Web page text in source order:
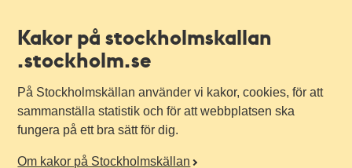
Kakor på stockholmskallan
.stockholm.se
På Stockholmskällan använder vi kakor, cookies, för att
sammanställa statistik och för att webbplatsen ska
fungera på ett bra sätt för dig.
Om kakor på Stockholmskällan